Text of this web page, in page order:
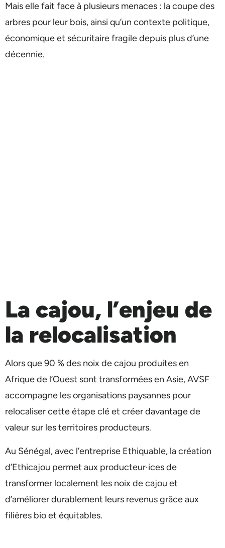
Mais elle fait face à plusieurs menaces : la coupe des
arbres pour leur bois, ainsi qu’un contexte politique,
économique et sécuritaire fragile depuis plus d’une
décennie.
La cajou, l’enjeu de
la relocalisation
Alors que 90 % des noix de cajou produites en
Afrique de l’Ouest sont transformées en Asie, AVSF
accompagne les organisations paysannes pour
relocaliser cette étape clé et créer davantage de
valeur sur les territoires producteurs.
Au Sénégal, avec l’entreprise Ethiquable, la création
d’Ethicajou permet aux producteur·ices de
transformer localement les noix de cajou et
d’améliorer durablement leurs revenus grâce aux
filières bio et équitables.